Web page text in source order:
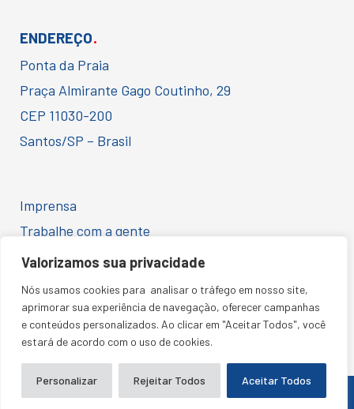
Valorizamos sua privacidade
Nós usamos cookies para analisar o tráfego em nosso site,
aprimorar sua experiência de navegação, oferecer campanhas
e conteúdos personalizados. Ao clicar em "Aceitar Todos", você
estará de acordo com o uso de cookies.
Personalizar Rejeitar Todos Aceitar Todos
ENDEREÇO.
Ponta da Praia
Praça Almirante Gago Coutinho, 29
CEP 11030-200
Santos/SP – Brasil
Imprensa
Trabalhe com a gente
Ética e Conformidade
Política de Privacidade
SANTOS CONVENTION CENTER © 2026 | TODOS OS DIREITOS RESERVADOS